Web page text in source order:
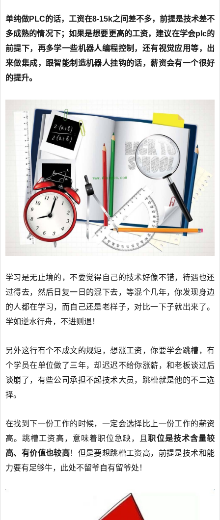
单纯做PLC的话，工资在8-15k之间差不多，前提是技术差不
多成熟的情况下；如果是想要更高的工资，建议在学会plc的
前提下，再多学一些机器人编程控制，还有视觉应用等，出
来做集成，跟智能制造机器人挂钩的话，薪资会有一个很好
的提升。
学习是无止境的，不要觉得自己的技术好像不错，待遇也还
过得去，然后日复一日的混下去，等混个几年，你发现身边
的人都在学习，而自己还是老样子，对比一下子就出来了。
学如逆水行舟，不进则退！
另外这行有个不成文的规矩，想涨工资，你要学会跳槽，有
个学员在单位做了三年，却迟迟不给你涨薪，和老板谈过后
谈崩了，有些公司承担不起技术大员，跳槽就是他的不二选
择。
在找到下一份工作的时候，一定会选择比上一份工作的薪资
高。跳槽工资高，意味着职位急缺，且职位是技术含量较
高、有价值也较高！但是要想跳槽工资高，前提是技术和能
力要有足够牛，此处不留爷自有留爷处！